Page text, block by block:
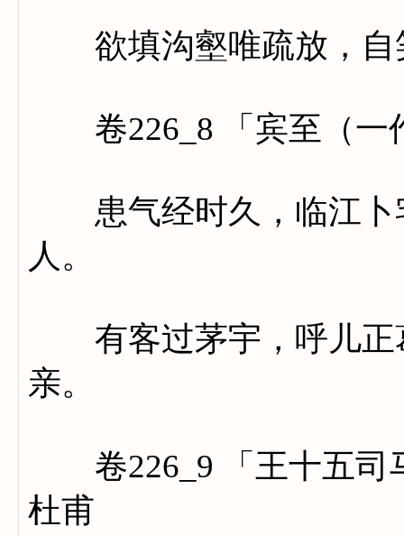
欲填沟壑唯疏放，自
卷226_8 「宾至（一
患气经时久，临江卜
人。
有客过茅宇，呼儿正
亲。
卷226_9 「王十五司
杜甫